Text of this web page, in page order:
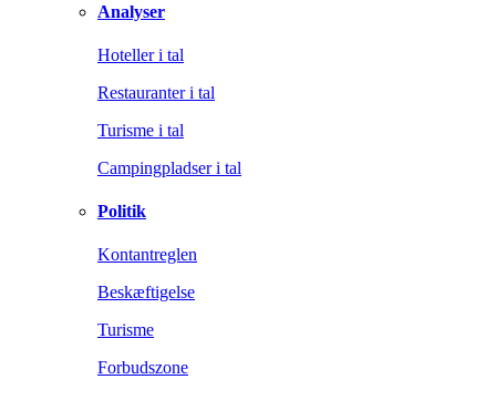
Analyser
Hoteller i tal
Restauranter i tal
Turisme i tal
Campingpladser i tal
Politik
Kontantreglen
Beskæftigelse
Turisme
Forbudszone